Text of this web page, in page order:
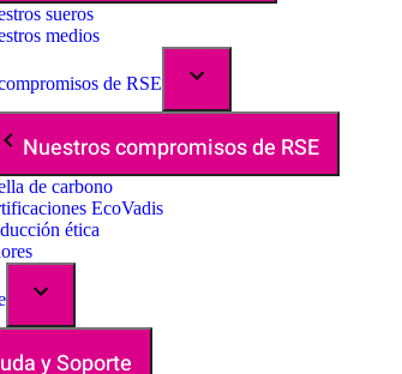
sueros
medios
de RSE
Nuestros compromisos de RSE
de carbono
EcoVadis
ética
y Soporte